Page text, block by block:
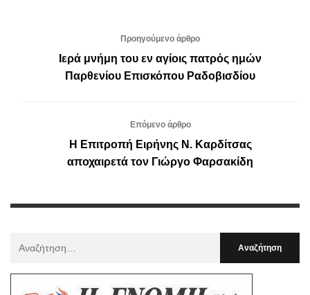
Προηγούμενο άρθρο
Ιερά μνήμη του εν αγίοις πατρός ημών
Παρθενίου Επισκόπου Ραδοβισδίου
Επόμενο άρθρο
Η Επιτροπή Ειρήνης Ν. Καρδίτσας
αποχαιρετά τον Γιώργο Φαρσακίδη
: